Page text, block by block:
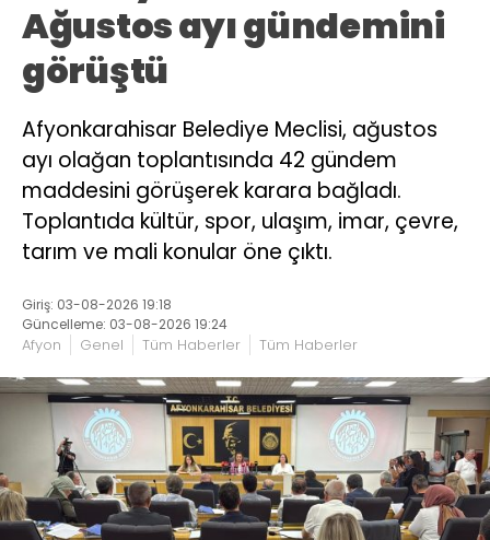
Ağustos ayı gündemini
görüştü
Afyonkarahisar Belediye Meclisi, ağustos
ayı olağan toplantısında 42 gündem
maddesini görüşerek karara bağladı.
Toplantıda kültür, spor, ulaşım, imar, çevre,
tarım ve mali konular öne çıktı.
Giriş: 03-08-2026 19:18
Güncelleme: 03-08-2026 19:24
Afyon Genel Tüm Haberler Tüm Haberler